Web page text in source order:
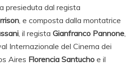
presieduta dal regista
, e composta dalla montatrice
, il regista Gianfranco Pannone,
Internazionale del Cinema dei
Aires Florencia Santucho e il